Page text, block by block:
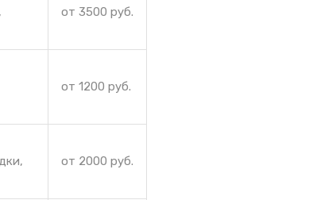
от 3500 руб.
от 1200 руб.
от 2000 руб.